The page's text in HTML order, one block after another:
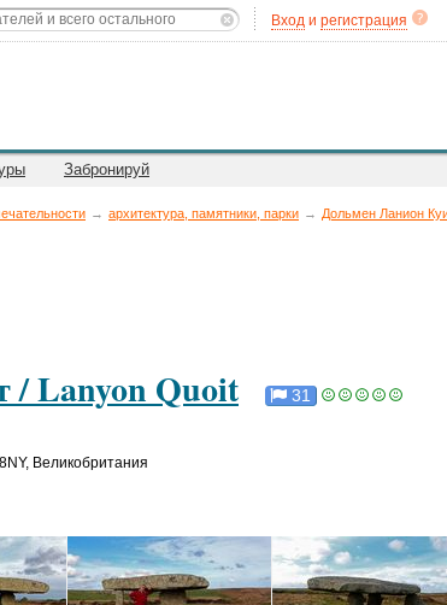
Вход и регистрация
Забронируй
→ архитектура, памятники, парки → Дольмен Ланион
/ Lanyon Quoit 31
Великобритания